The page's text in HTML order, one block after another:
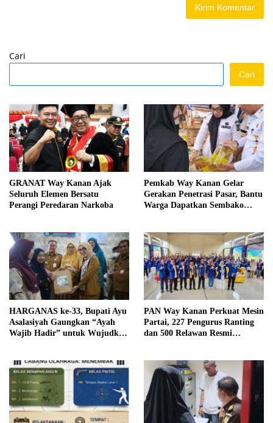
Cari
Cari
GRANAT Way Kanan Ajak
Seluruh Elemen Bersatu
Perangi Peredaran Narkoba
Pemkab Way Kanan Gelar
Gerakan Penetrasi Pasar, Bantu
Warga Dapatkan Sembako
HARGANAS ke-33, Bupati Ayu
Asalasiyah Gaungkan “Ayah
Wajib Hadir” untuk Wujudkan
PAN Way Kanan Perkuat Mesin
Partai, 227 Pengurus Ranting
dan 500 Relawan Resmi